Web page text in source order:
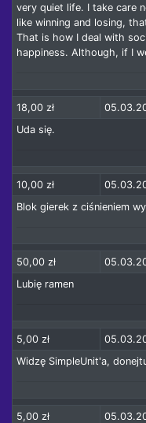
very quiet life. I take care
like winning and losing,
That is how I deal with
happiness. Although, if I
18,00 zł
Uda się.
10,00 zł
Blok gierek z ciśnieniem
50,00 zł
Lubię ramen
5,00 zł
Widzę SimpleUnit'a,
5,00 zł